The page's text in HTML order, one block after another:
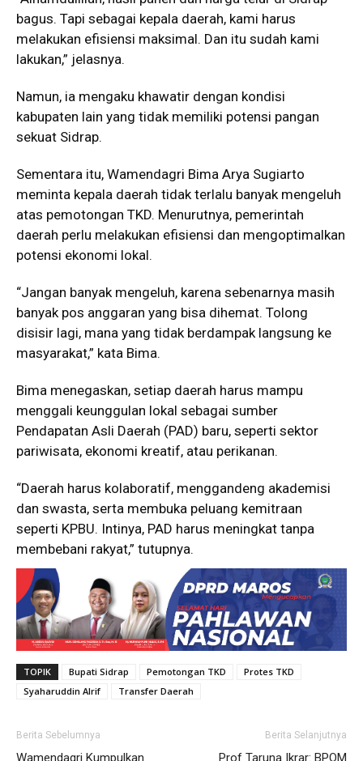
bagus. Tapi sebagai kepala daerah, kami harus
melakukan efisiensi maksimal. Dan itu sudah kami
lakukan,” jelasnya.
Namun, ia mengaku khawatir dengan kondisi
kabupaten lain yang tidak memiliki potensi pangan
sekuat Sidrap.
Sementara itu, Wamendagri Bima Arya Sugiarto
meminta kepala daerah tidak terlalu banyak mengeluh
atas pemotongan TKD. Menurutnya, pemerintah
daerah perlu melakukan efisiensi dan mengoptimalkan
potensi ekonomi lokal.
“Jangan banyak mengeluh, karena sebenarnya masih
banyak pos anggaran yang bisa dihemat. Tolong
disisir lagi, mana yang tidak berdampak langsung ke
masyarakat,” kata Bima.
Bima menegaskan, setiap daerah harus mampu
menggali keunggulan lokal sebagai sumber
Pendapatan Asli Daerah (PAD) baru, seperti sektor
pariwisata, ekonomi kreatif, atau perikanan.
“Daerah harus kolaboratif, menggandeng akademisi
dan swasta, serta membuka peluang kemitraan
seperti KPBU. Intinya, PAD harus meningkat tanpa
membebani rakyat,” tutupnya.
TOPIK Bupati Sidrap Pemotongan TKD
Protes TKD
Syaharuddin Alrif
Transfer Daerah
Berita Sebelumnya
Wamendagri Kumpulkan
Berita Selanjutnya
Prof Taruna Ikrar: BPOM